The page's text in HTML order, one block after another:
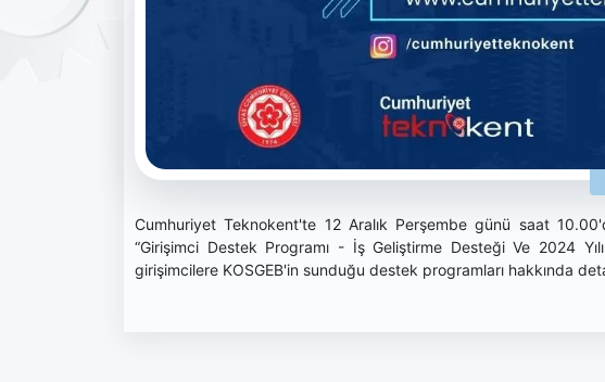
Cumhuriyet Teknokent'te 12 Aralık Perşembe günü saat
“Girişimci Destek Programı - İş Geliştirme Desteği Ve 2024
girişimcilere KOSGEB'in sunduğu destek programları hakkında